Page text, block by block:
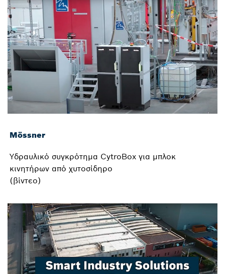
Mössner
Υδραυλικό συγκρότημα CytroBox για μπλοκ
κινητήρων από χυτοσίδηρο
(βίντεο)